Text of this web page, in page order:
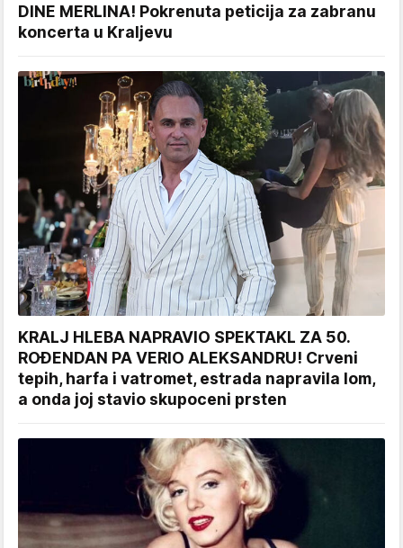
DINE MERLINA! Pokrenuta peticija za zabranu
koncerta u Kraljevu
KRALJ HLEBA NAPRAVIO SPEKTAKL ZA 50.
ROĐENDAN PA VERIO ALEKSANDRU! Crveni
tepih, harfa i vatromet, estrada napravila lom,
a onda joj stavio skupoceni prsten